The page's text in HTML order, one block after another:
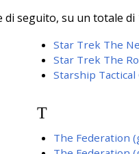
seguito, su un totale di
Star Trek The
Star Trek The
Starship
T
The Federation